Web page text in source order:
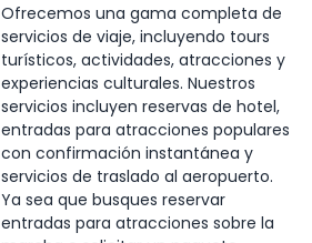
Ofrecemos una gama completa de
servicios de viaje, incluyendo tours
turísticos, actividades, atracciones y
experiencias culturales. Nuestros
servicios incluyen reservas de hotel,
entradas para atracciones populares
con confirmación instantánea y
servicios de traslado al aeropuerto.
Ya sea que busques reservar
entradas para atracciones sobre la